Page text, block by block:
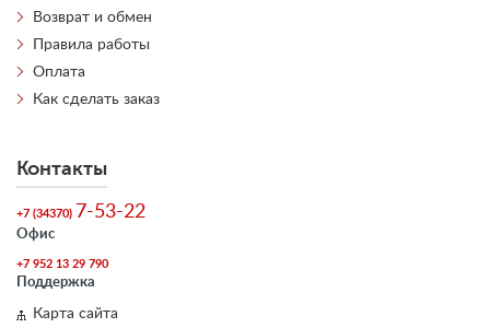
Возврат и обмен
Правила работы
Оплата
Как сделать заказ
Контакты
+7 (34370) 7-53-22
Офис
+7 952 13 29 790
Поддержка
Карта сайта